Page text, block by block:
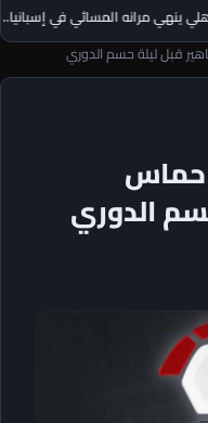
ينهي مرانه المسائي في إسبانيا..
قبل ليلة حسم الدوري
حماس
الدوري